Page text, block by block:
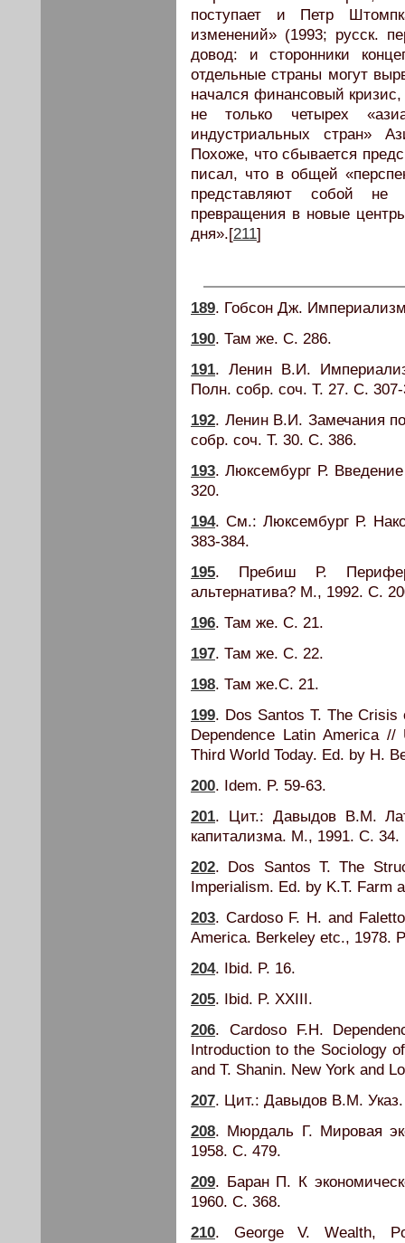
поступает и Петр
изменений» (1993; русск.
довод: и сторонники
отдельные страны могут
начался финансовый
не только четырех
индустриальных стран»
Похоже, что сбывается
писал, что в общей
представляют собой
превращения в новые
дня».[211]
189. Гобсон Дж.
190. Там же. С. 286.
191. Ленин В.И.
Полн. собр. соч. Т. 27. С.
192. Ленин В.И. Замечания
собр. соч. Т. 30. С. 386.
193. Люксембург Р.
320.
194. См.: Люксембург Р.
383-384.
195. Пребиш Р.
альтернатива? М., 1992. С.
196. Там же. С. 21.
197. Там же. С. 22.
198. Там же.С. 21.
199. Dos Santos Т. The Crisis
Dependence Latin America //
Third World Today. Ed. by H.
200. Idem. P. 59-63.
201. Цит.: Давыдов В.М.
капитализма. М., 1991. С. 34.
202. Dos Santos Т. The
Imperialism. Ed. by K.T. Farm
203. Cardoso F. H. and
America. Berkeley etc., 1978.
204. Ibid. P. 16.
205. Ibid. P. XXIII.
206. Cardoso F.H.
Introduction to the Sociology
and T. Shanin. New York and
207. Цит.: Давыдов В.М.
208. Мюрдаль Г. Мировая
1958. С. 479.
209. Баран П. К
1960. С. 368.
210. George V. Wealth,